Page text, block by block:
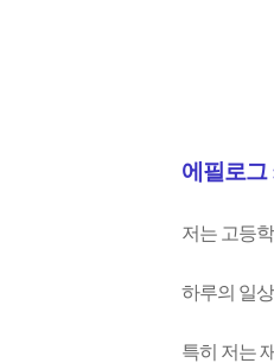
에필로그
저는 고등
하루의 일
특히 저는